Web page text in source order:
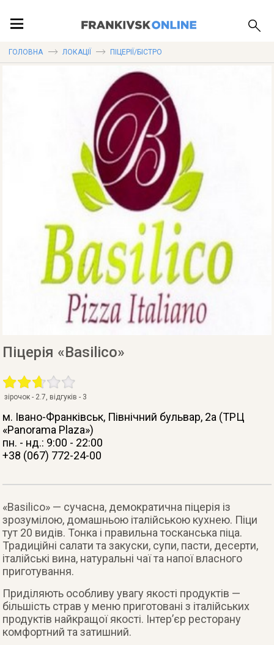
ПУБЛІКАЦІЇ
ГОЛОВНА ЛОКАЦІЇ ПІЦЕРІЇ/БІСТРО
Піцерія «Basilico»
зірочок - 2.7, відгуків - 3
м. Івано-Франківськ, Північний бульвар, 2а (ТРЦ
«Panorama Plaza»)
пн. - нд.: 9:00 - 22:00
+38 (067) 772-24-00
«Basilico» — сучасна, демократична піцерія із
зрозумілою, домашньою італійською кухнею. Піци
тут 20 видів. Тонка і правильна тосканська піца.
Традиційні салати та закуски, супи, пасти, десерти,
італійські вина, натуральні чаї та напої власного
приготування.
Приділяють особливу увагу якості продуктів —
більшість страв у меню приготовані з італійських
продуктів найкращої якості. Інтер’єр ресторану
комфортний та затишний.